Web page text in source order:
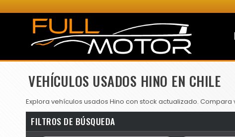
VEHÍCULOS USADOS HINO EN CHILE
Explora vehículos usados Hino con stock actualizado.
FILTROS DE BÚSQUEDA